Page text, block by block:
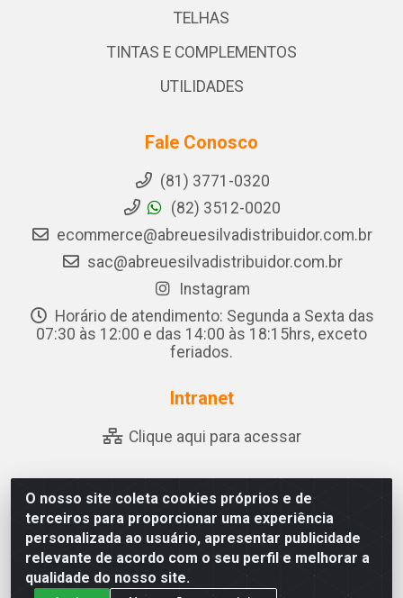
O nosso site coleta cookies próprios e de
terceiros para proporcionar uma experiência
personalizada ao usuário, apresentar publicidade
relevante de acordo com o seu perfil e melhorar a
qualidade do nosso site.
TELHAS
TINTAS E COMPLEMENTOS
UTILIDADES
Fale Conosco
(81) 3771-0320
(82) 3512-0020
ecommerce@abreuesilvadistribuidor.com.br
sac@abreuesilvadistribuidor.com.br
Instagram
Horário de atendimento: Segunda a Sexta das
07:30 às 12:00 e das 14:00 às 18:15hrs, exceto
feriados.
Intranet
Clique aqui para acessar
Abreu & Silva - Rua Padre Jose de Souza Leite, 265 - Ariado,
Olho D'Água das Flores/AL - CEP 57.442-000 - CNPJ
04.790.656/0001-06